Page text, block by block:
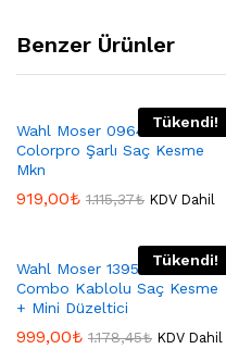
Benzer Ürünler
Tükendi!
Wahl Moser 09649-016
Colorpro Şarlı Saç Kesme
Mkn
919,00₺ 1.115,37₺ KDV Dahil
Tükendi!
Wahl Moser 1395-0466
Combo Kablolu Saç Kesme
+ Mini Düzeltici
999,00₺ 1.178,45₺ KDV Dahil